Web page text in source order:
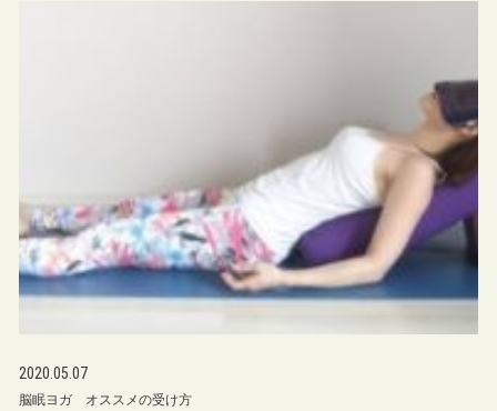
2020.05.07
脳眠ヨガ オススメの受け方